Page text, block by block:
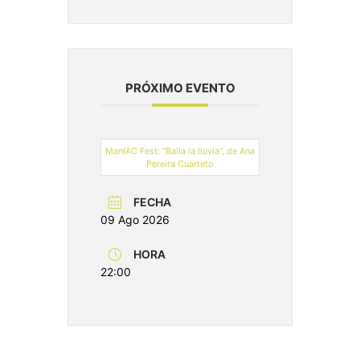
PRÓXIMO EVENTO
ManIAC Fest: “Baila la lluvia”, de Ana
Pereira Cuarteto
FECHA
09 Ago 2026
HORA
22:00